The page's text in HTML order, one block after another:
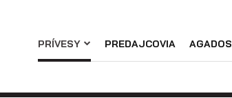
PRÍVESY PREDAJCOVIA AGADOS
Podniková predajňa / servis